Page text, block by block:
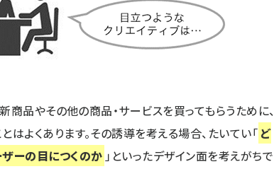
商品やその他の商品・サービスを買ってもらうために、
よくあります。その誘導を考える場合、たいてい「 ど
ーの目につくのか」といったデザイン面を考えがちで